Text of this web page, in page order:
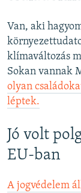
Van, aki
klímaváltozás
Sokan vannak
olyan
léptek.
Jó volt
EU-ban
A jogvédelem